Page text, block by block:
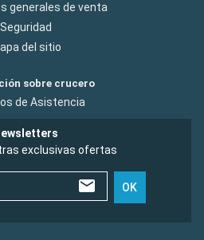
generales de venta
Seguridad
del sitio
sobre crucero
de Asistencia
exclusivas ofertas
OK